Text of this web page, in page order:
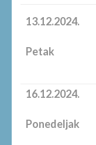
13.12.2024.
Petak
16.12.2024.
Ponedeljak